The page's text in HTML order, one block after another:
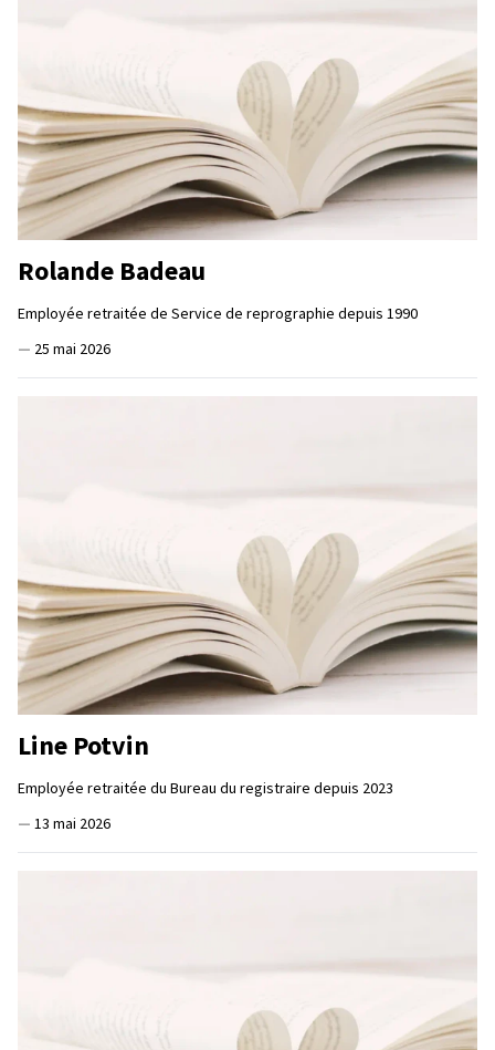
Rolande Badeau
Employée retraitée de Service de reprographie depuis 1990
— 25 mai 2026
Line Potvin
Employée retraitée du Bureau du registraire depuis 2023
— 13 mai 2026